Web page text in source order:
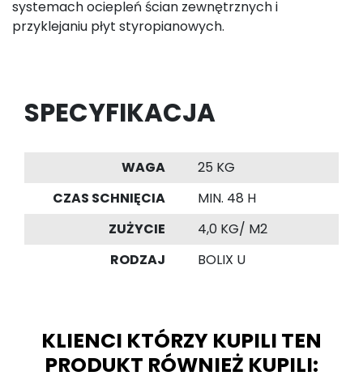
systemach ociepleń ścian zewnętrznych i
przyklejaniu płyt styropianowych.
SPECYFIKACJA
WAGA
25 KG
CZAS SCHNIĘCIA
MIN. 48 H
ZUŻYCIE
4,0 KG/ M2
RODZAJ
BOLIX U
KLIENCI KTÓRZY KUPILI TEN
PRODUKT RÓWNIEŻ KUPILI: